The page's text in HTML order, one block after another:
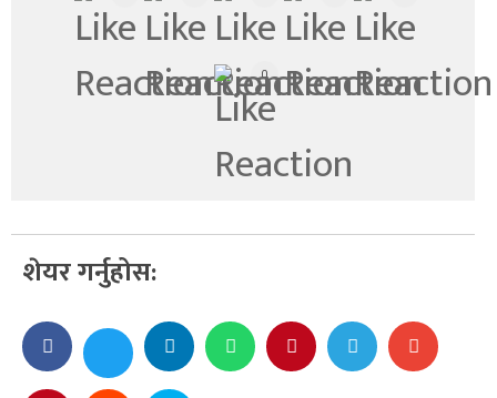
0
शेयर गर्नुहोस: